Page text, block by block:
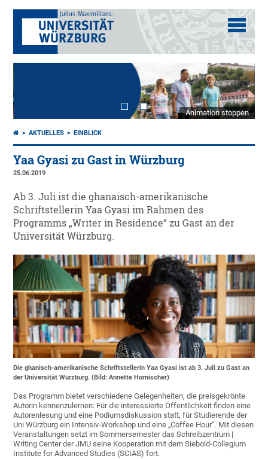
Animation stoppen
AKTUELLES EINBLICK
Yaa Gyasi zu Gast in Würzburg
25.06.2019
Ab 3. Juli ist die ghanaisch-amerikanische
Schriftstellerin Yaa Gyasi im Rahmen des
Programms „Writer in Residence“ zu Gast an der
Universität Würzburg.
Die ghanisch-amerikanische Schriftstellerin Yaa Gyasi ist ab 3. Juli zu Gast an
der Universität Würzburg. (Bild: Annette Hornischer)
Das Programm bietet verschiedene Gelegenheiten, die preisgekrönte
Autorin kennenzulernen: Für die interessierte Öffentlichkeit finden eine
Autorenlesung und eine Podiumsdiskussion statt, für Studierende der
Uni Würzburg ein Intensiv-Workshop und eine „Coffee Hour“. Mit diesen
Veranstaltungen setzt im Sommersemester das Schreibzentrum |
Writing Center der JMU seine Kooperation mit dem Siebold-Collegium
Institute for Advanced Studies (SCIAS) fort.